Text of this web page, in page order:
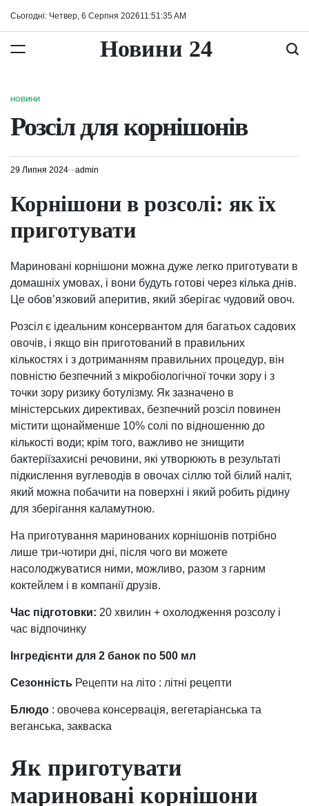
Сьогодні: Четвер, 6 Серпня 202611 :51 :36AM
Новини 24
ОПУБЛІКУВАТИ
НОВИНИ
Розсіл для корнішонів
29 Липня 2024 admin
Корнішони в розсолі: як їх
приготувати
Мариновані корнішони можна дуже легко приготувати в
домашніх умовах, і вони будуть готові через кілька днів.
Це обов’язковий аперитив, який зберігає чудовий овоч.
Розсіл є ідеальним консервантом для багатьох садових
овочів, і якщо він приготований в правильних
кількостях і з дотриманням правильних процедур, він
повністю безпечний з мікробіологічної точки зору і з
точки зору ризику ботулізму. Як зазначено в
міністерських директивах, безпечний розсіл повинен
містити щонайменше 10% солі по відношенню до
кількості води; крім того, важливо не знищити
бактеріїзахисні речовини, які утворюють в результаті
підкислення вуглеводів в овочах сіллю той білий наліт,
який можна побачити на поверхні і який робить рідину
для зберігання каламутною.
На приготування маринованих корнішонів потрібно
лише три-чотири дні, після чого ви можете
насолоджуватися ними, можливо, разом з гарним
коктейлем і в компанії друзів.
Час підготовки: 20 хвилин + охолодження розсолу і
час відпочинку
Інгредієнти для 2 банок по 500 мл
Сезонність Рецепти на літо : літні рецепти
Блюдо : овочева консервація, вегетаріанська та
веганська, закваска
Як приготувати
мариновані корнішони